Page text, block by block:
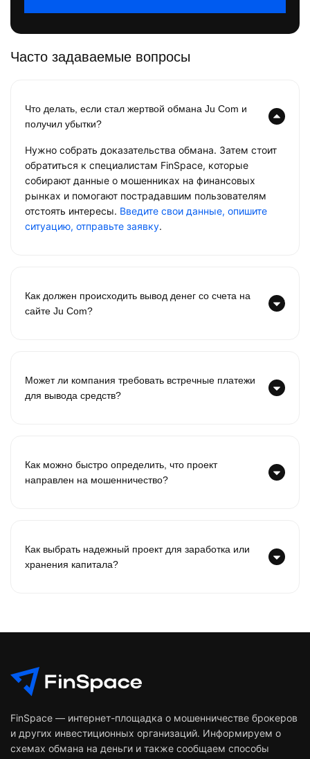
Часто задаваемые вопросы
Что делать, если стал жертвой обмана Ju Com и
получил убытки?
Нужно собрать доказательства обмана. Затем стоит
обратиться к специалистам FinSpace, которые
собирают данные о мошенниках на финансовых
рынках и помогают пострадавшим пользователям
отстоять интересы. Введите свои данные, опишите
ситуацию, отправьте заявку.
Как должен происходить вывод денег со счета на
сайте Ju Com?
Может ли компания требовать встречные платежи
для вывода средств?
Как можно быстро определить, что проект
направлен на мошенничество?
Как выбрать надежный проект для заработка или
хранения капитала?
FinSpace — интернет-площадка о мошенничестве брокеров
и других инвестиционных организаций. Информируем о
схемах обмана на деньги и также сообщаем способы